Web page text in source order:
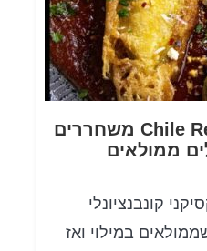
Chile Relleno Revelations משחררים
ממולאים
קונבנציונלי
במילוי ואז